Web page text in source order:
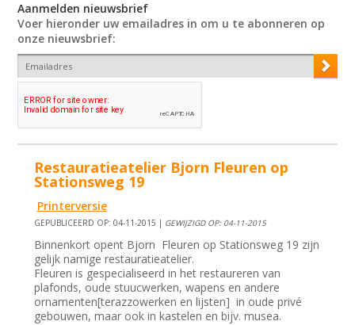
Aanmelden nieuwsbrief
Voer hieronder uw emailadres in om u te abonneren op
onze nieuwsbrief:
Restauratieatelier Bjorn Fleuren op
Stationsweg 19
Printerversie
GEPUBLICEERD OP: 04-11-2015 | GEWIJZIGD OP: 04-11-2015
Binnenkort opent Bjorn Fleuren op Stationsweg 19 zijn
gelijk namige restauratieatelier.
Fleuren is gespecialiseerd in het restaureren van
plafonds, oude stuucwerken, wapens en andere
ornamenten[terazzowerken en lijsten] in oude privé
gebouwen, maar ook in kastelen en bijv. musea.